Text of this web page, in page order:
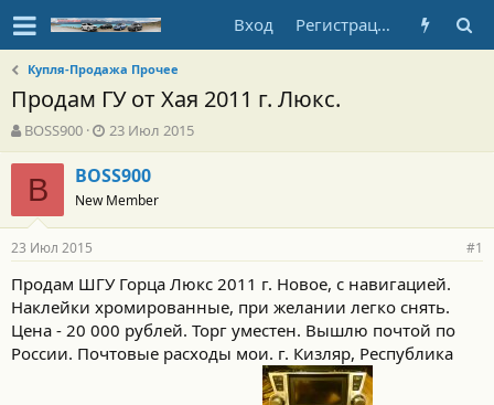
Вход Регистрация
Купля-Продажа Прочее
Продам ГУ от Хая 2011 г. Люкс.
А
в
т
т
е
м
ы
BOSS900
Д
а
т
а
н
а
а
л
а
23 Июл 2015
B BOSS900
New Member
23 Июл 2015 #1
Продам ШГУ Горца Люкс 2011 г. Новое, с навигацией.
Наклейки хромированные, при желании легко снять.
Цена - 20 000 рублей. Торг уместен. Вышлю почтой по
России. Почтовые расходы мои. г. Кизляр, Республика